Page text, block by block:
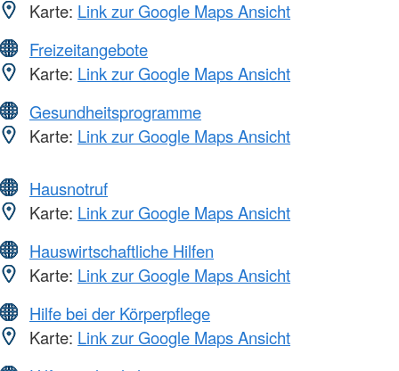
Karte: Link zur Google Maps Ansicht
Freizeitangebote
Karte: Link zur Google Maps Ansicht
Gesundheitsprogramme
Karte: Link zur Google Maps Ansicht
Hausnotruf
Karte: Link zur Google Maps Ansicht
Hauswirtschaftliche Hilfen
Karte: Link zur Google Maps Ansicht
Hilfe bei der Körperpflege
Karte: Link zur Google Maps Ansicht